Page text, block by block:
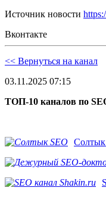
Источник новости
Вконтакте
<< Вернуться на канал
03.11.2025 07:15
ТОП-10 каналов по
Солтык